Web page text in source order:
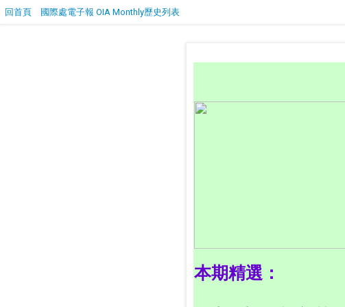
回首頁 國際處電子報 OIA Monthly歷史列表